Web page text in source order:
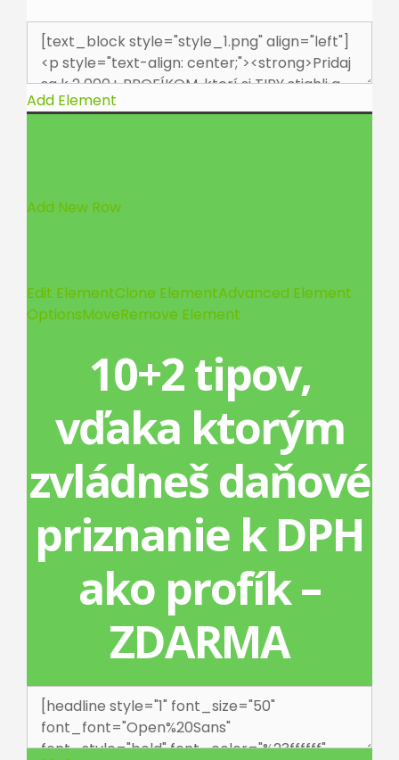
Add Element
Add New Row
Edit ElementClone ElementAdvanced Element
OptionsMoveRemove Element
10+2 tipov,
vďaka ktorým
zvládneš daňové
priznanie k DPH
ako profík –
ZDARMA